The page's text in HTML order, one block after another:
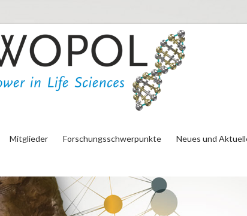
Mitglieder Forschungsschwerpunkte Neues und